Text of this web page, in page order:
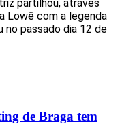
partilhou, através
Lowê com a legenda
no passado dia 12 de
de Braga tem